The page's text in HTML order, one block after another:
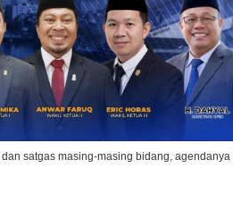
satgas masing-masing bidang, agendanya